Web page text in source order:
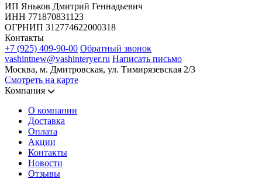
ИП Яньков Дмитрий Геннадьевич
ИНН 771870831123
ОГРНИП 312774622000318
Контакты
+7 (925) 409-90-00 Обратный звонок
vashintnew@vashinteryer.ru Написать письмо
Москва, м. Дмитровская, ул. Тимирязевская 2/3
Смотреть на карте
Компания
О компании
Доставка
Оплата
Акции
Контакты
Новости
Отзывы